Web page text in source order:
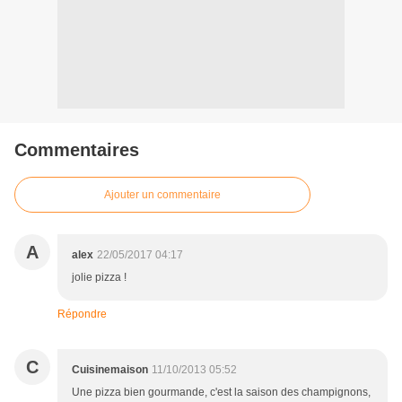
Commentaires
Ajouter un commentaire
A alex 22/05/2017 04:17
jolie pizza !
Répondre
C Cuisinemaison 11/10/2013 05:52
Une pizza bien gourmande, c'est la saison des champignons,